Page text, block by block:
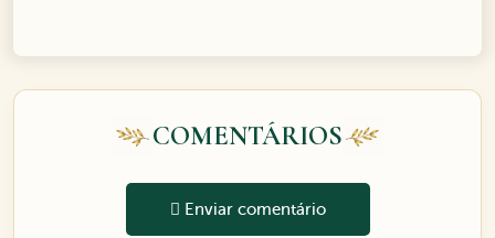
COMENTÁRIOS
Enviar comentário